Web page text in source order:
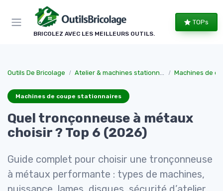
BRICOLEZ AVEC LES MEILLEURS OUTILS.
TOPs
Outils De Bricolage Atelier & machines stationnaires Machines de
Machines de coupe stationnaires
Quel tronçonneuse à métaux
choisir ? Top 6 (2026)
Guide complet pour choisir une tronçonneuse
à métaux performante : types de machines,
Panneau de gestion des cookies